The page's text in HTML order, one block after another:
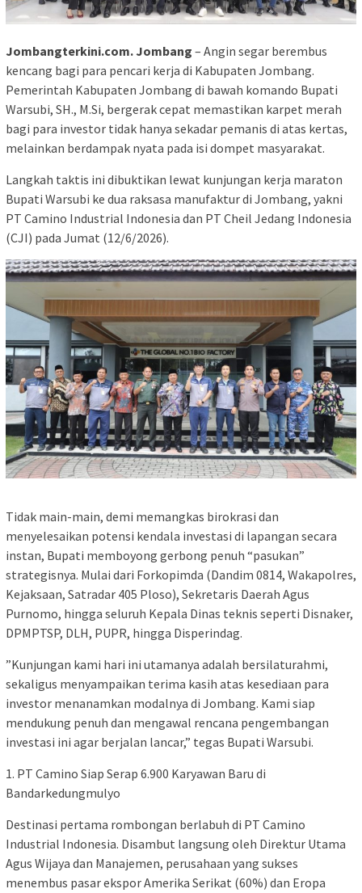
Jombangterkini.com. Jombang – Angin segar berembus
kencang bagi para pencari kerja di Kabupaten Jombang.
Pemerintah Kabupaten Jombang di bawah komando Bupati
Warsubi, SH., M.Si, bergerak cepat memastikan karpet merah
bagi para investor tidak hanya sekadar pemanis di atas kertas,
melainkan berdampak nyata pada isi dompet masyarakat.
​Langkah taktis ini dibuktikan lewat kunjungan kerja maraton
Bupati Warsubi ke dua raksasa manufaktur di Jombang, yakni
PT Camino Industrial Indonesia dan PT Cheil Jedang Indonesia
(CJI) pada Jumat (12/6/2026).
​Tidak main-main, demi memangkas birokrasi dan
menyelesaikan potensi kendala investasi di lapangan secara
instan, Bupati memboyong gerbong penuh “pasukan”
strategisnya. Mulai dari Forkopimda (Dandim 0814, Wakapolres,
Kejaksaan, Satradar 405 Ploso), Sekretaris Daerah Agus
Purnomo, hingga seluruh Kepala Dinas teknis seperti Disnaker,
DPMPTSP, DLH, PUPR, hingga Disperindag.
​”Kunjungan kami hari ini utamanya adalah bersilaturahmi,
sekaligus menyampaikan terima kasih atas kesediaan para
investor menanamkan modalnya di Jombang. Kami siap
mendukung penuh dan mengawal rencana pengembangan
investasi ini agar berjalan lancar,” tegas Bupati Warsubi.
​1. PT Camino Siap Serap 6.900 Karyawan Baru di
Bandarkedungmulyo
​Destinasi pertama rombongan berlabuh di PT Camino
Industrial Indonesia. Disambut langsung oleh Direktur Utama
Agus Wijaya dan Manajemen, perusahaan yang sukses
menembus pasar ekspor Amerika Serikat (60%) dan Eropa